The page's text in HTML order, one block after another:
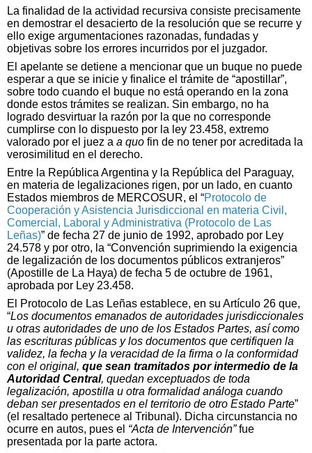
La finalidad de la actividad recursiva consiste precisamente
en demostrar el desacierto de la resolución que se recurre y
ello exige argumentaciones razonadas, fundadas y
objetivas sobre los errores incurridos por el juzgador.
El apelante se detiene a mencionar que un buque no puede
esperar a que se inicie y finalice el trámite de “apostillar”,
sobre todo cuando el buque no está operando en la zona
donde estos trámites se realizan. Sin embargo, no ha
logrado desvirtuar la razón por la que no corresponde
cumplirse con lo dispuesto por la ley 23.458, extremo
valorado por el juez a a quo fin de no tener por acreditada la
verosimilitud en el derecho.
Entre la República Argentina y la República del Paraguay,
en materia de legalizaciones rigen, por un lado, en cuanto
Estados miembros de MERCOSUR, el “Protocolo de
Cooperación y Asistencia Jurisdiccional en materia Civil,
Comercial, Laboral y Administrativa (Protocolo de Las
Leñas)” de fecha 27 de junio de 1992, aprobado por Ley
24.578 y por otro, la “Convención suprimiendo la exigencia
de legalización de los documentos públicos extranjeros”
(Apostille de La Haya) de fecha 5 de octubre de 1961,
aprobada por Ley 23.458.
El Protocolo de Las Leñas establece, en su Artículo 26 que,
“Los documentos emanados de autoridades jurisdiccionales
u otras autoridades de uno de los Estados Partes, así como
las escrituras públicas y los documentos que certifiquen la
validez, la fecha y la veracidad de la firma o la conformidad
con el original, que sean tramitados por intermedio de la
Autoridad Central, quedan exceptuados de toda
legalización, apostilla u otra formalidad análoga cuando
deban ser presentados en el territorio de otro Estado Parte”
(el resaltado pertenece al Tribunal). Dicha circunstancia no
ocurre en autos, pues el “Acta de Intervención”fue
presentada por la parte actora.